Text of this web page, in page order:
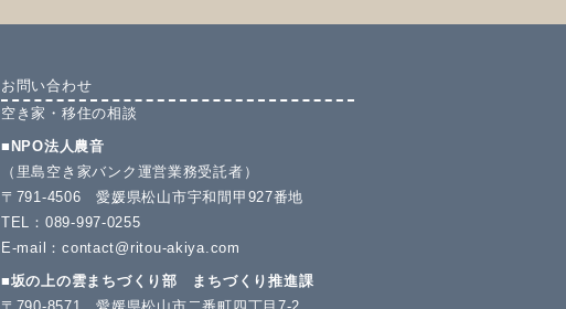
お問い合わせ
空き家・移住の相談
■NPO法人農音
（里島空き家バンク運営業務受託者）
〒791-4506 愛媛県松山市宇和間甲927番地
TEL：089-997-0255
E-mail：contact@ritou-akiya.com
■坂の上の雲まちづくり部 まちづくり推進課